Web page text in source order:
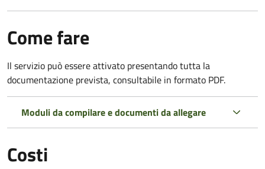
Come fare
Il servizio può essere attivato presentando tutta la
documentazione prevista, consultabile in formato PDF.
Moduli da compilare e documenti da allegare
Costi